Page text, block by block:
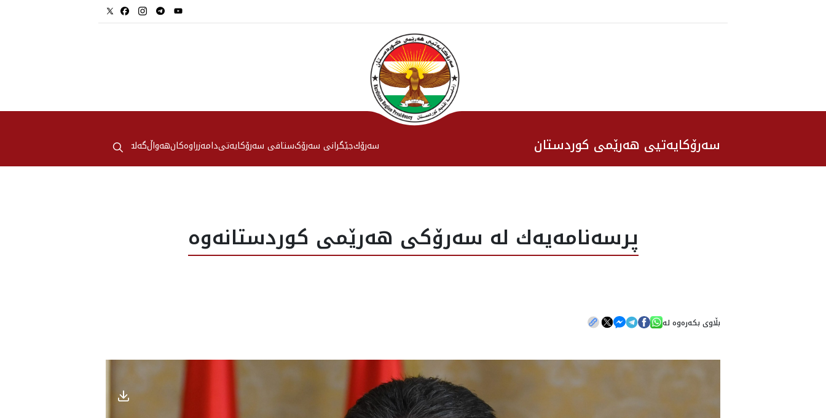
سەرۆکایەتیی هەرێمی کوردستان سەرۆكجێگرانی سه‌رۆکستافی سەرۆکایەتیدامەزراوەکانهه‌واڵگەلەری
⚲
پرسه‌نامه‌يه‌ك له‌ سه‌رۆكى هه‌رێمى كوردستانه‌وه‌
بڵاوی بکەرەوە لە